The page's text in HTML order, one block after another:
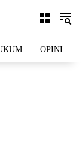
OPINI